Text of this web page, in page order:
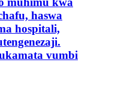
haswa
hospitali,
vumbi